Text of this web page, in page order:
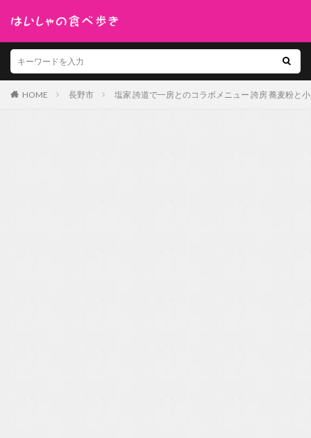
HOME 長野市 塩家 誇道で一房とのコラボメニュー 誇房 蕎麦粉と